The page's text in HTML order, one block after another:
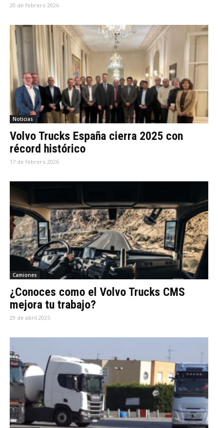
20 de febrero 2026
Noticias
Volvo Trucks España cierra 2025 con
récord histórico
17 de febrero 2026
Camiones
¿Conoces como el Volvo Trucks CMS
mejora tu trabajo?
29 de abril 2025